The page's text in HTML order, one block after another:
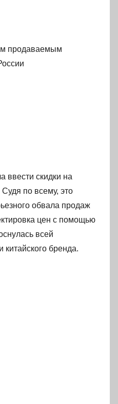
продаваемым
ввести скидки на
по всему, это
обвала продаж
цен с помощью
всей
бренда.